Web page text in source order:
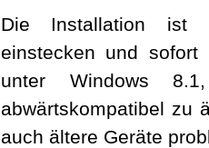
Die Installation ist
einstecken und sofort
unter Windows
abwärtskompatibel zu
auch ältere Geräte